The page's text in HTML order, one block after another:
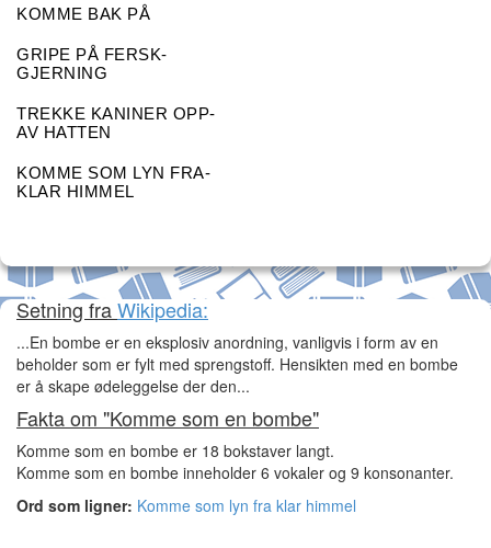
KOMME BAK PÅ
GRIPE PÅ FERSK-
GJERNING
TREKKE KANINER OPP-
AV HATTEN
KOMME SOM LYN FRA-
KLAR HIMMEL
Setning fraWikipedia:
...En bombe er en eksplosiv anordning, vanligvis i form av en
beholder som er fylt med sprengstoff. Hensikten med en bombe
er å skape ødeleggelse der den...
Fakta om "Komme som en bombe"
Komme som en bombe er 18 bokstaver langt.
Komme som en bombe inneholder 6 vokaler og 9 konsonanter.
Ord som ligner: Komme som lyn fra klar himmel